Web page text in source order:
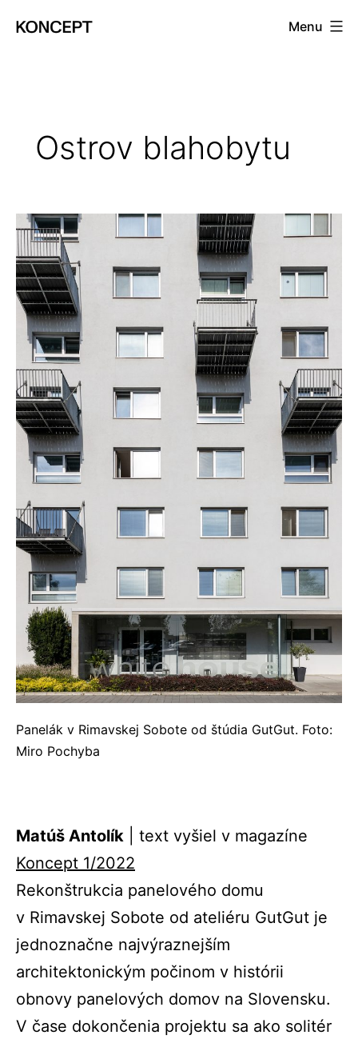
Menu
Ostrov blahobytu
Panelák v Rimavskej Sobote od štúdia GutGut. Foto:
Miro Pochyba
Matúš Antolík | text vyšiel v magazíne
Koncept 1/2022
Rekonštrukcia panelového domu
v Rimavskej Sobote od ateliéru GutGut je
jednoznačne najvýraznejším
architektonickým počinom v histórii
obnovy panelových domov na Slovensku.
V čase dokončenia projektu sa ako solitér